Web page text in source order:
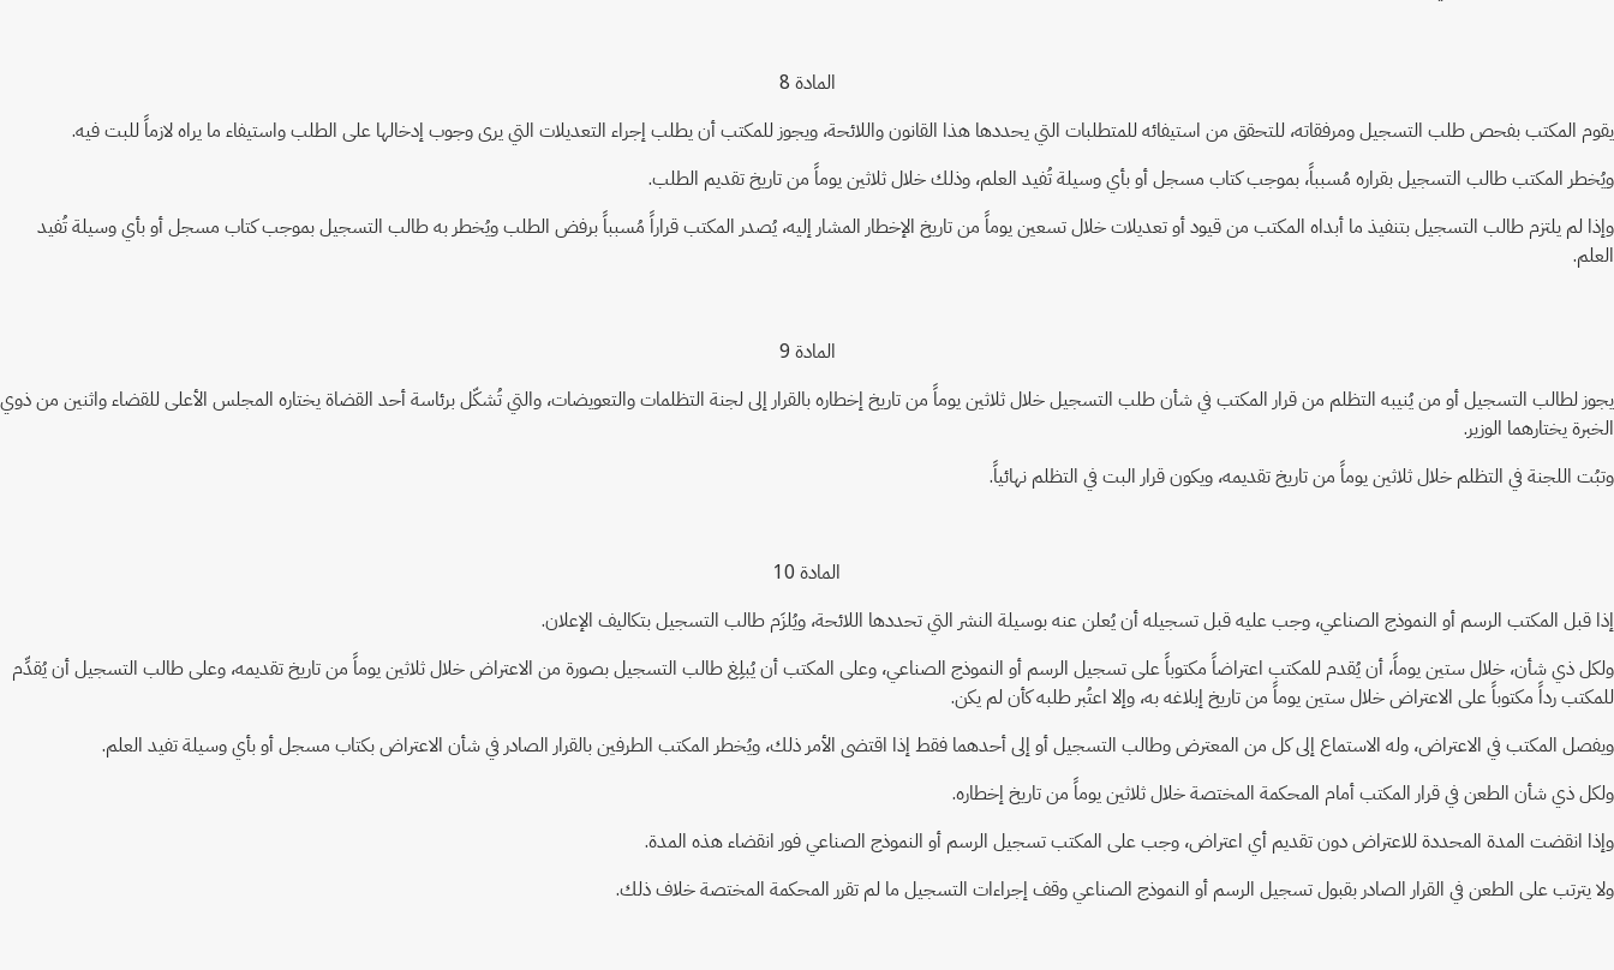
المادة 8
يقوم المكتب بفحص طلب التسجيل ومرفقاته، للتحقق من استيفائه للمتطلبات التي يحددها هذا القانون واللائحة، ويجوز للمكتب أن يطلب إجراء التعديلات التي يرى وجوب إدخالها على الطلب واستيفاء ما يراه لازماً للبت فيه.
ويُخطر المكتب طالب التسجيل بقراره مُسبباً، بموجب كتاب مسجل أو بأي وسيلة تُفيد العلم، وذلك خلال ثلاثين يوماً من تاريخ تقديم الطلب.
وإذا لم يلتزم طالب التسجيل بتنفيذ ما أبداه المكتب من قيود أو تعديلات خلال تسعين يوماً من تاريخ الإخطار المشار إليه، يُصدر المكتب قراراً مُسبباً برفض الطلب ويُخطر به طالب التسجيل بموجب كتاب مسجل أو بأي وسيلة تُفيد
العلم.
المادة 9
يجوز لطالب التسجيل أو من يُنيبه التظلم من قرار المكتب في شأن طلب التسجيل خلال ثلاثين يوماً من تاريخ إخطاره بالقرار إلى لجنة التظلمات والتعويضات، والتي تُشكّل برئاسة أحد القضاة يختاره المجلس الأعلى للقضاء واثنين من ذوي
الخبرة يختارهما الوزير.
وتبُت اللجنة في التظلم خلال ثلاثين يوماً من تاريخ تقديمه، ويكون قرار البت في التظلم نهائياً.
المادة 10
إذا قبل المكتب الرسم أو النموذج الصناعي، وجب عليه قبل تسجيله أن يُعلن عنه بوسيلة النشر التي تحددها اللائحة، ويُلزَم طالب التسجيل بتكاليف الإعلان.
ولكل ذي شأن، خلال ستين يوماً، أن يُقدم للمكتب اعتراضاً مكتوباً على تسجيل الرسم أو النموذج الصناعي، وعلى المكتب أن يُبلِغ طالب التسجيل بصورة من الاعتراض خلال ثلاثين يوماً من تاريخ تقديمه، وعلى طالب التسجيل أن يُقدِّم
للمكتب رداً مكتوباً على الاعتراض خلال ستين يوماً من تاريخ إبلاغه به، وإلا اعتُبر طلبه كأن لم يكن.
ويفصل المكتب في الاعتراض، وله الاستماع إلى كل من المعترض وطالب التسجيل أو إلى أحدهما فقط إذا اقتضى الأمر ذلك، ويُخطر المكتب الطرفين بالقرار الصادر في شأن الاعتراض بكتاب مسجل أو بأي وسيلة تفيد العلم.
ولكل ذي شأن الطعن في قرار المكتب أمام المحكمة المختصة خلال ثلاثين يوماً من تاريخ إخطاره.
وإذا انقضت المدة المحددة للاعتراض دون تقديم أي اعتراض، وجب على المكتب تسجيل الرسم أو النموذج الصناعي فور انقضاء هذه المدة.
ولا يترتب على الطعن في القرار الصادر بقبول تسجيل الرسم أو النموذج الصناعي وقف إجراءات التسجيل ما لم تقرر المحكمة المختصة خلاف ذلك.